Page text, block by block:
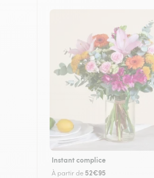
Instant complice
À partir de 52€95